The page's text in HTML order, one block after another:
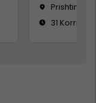
Prishtinë
31 Korrik